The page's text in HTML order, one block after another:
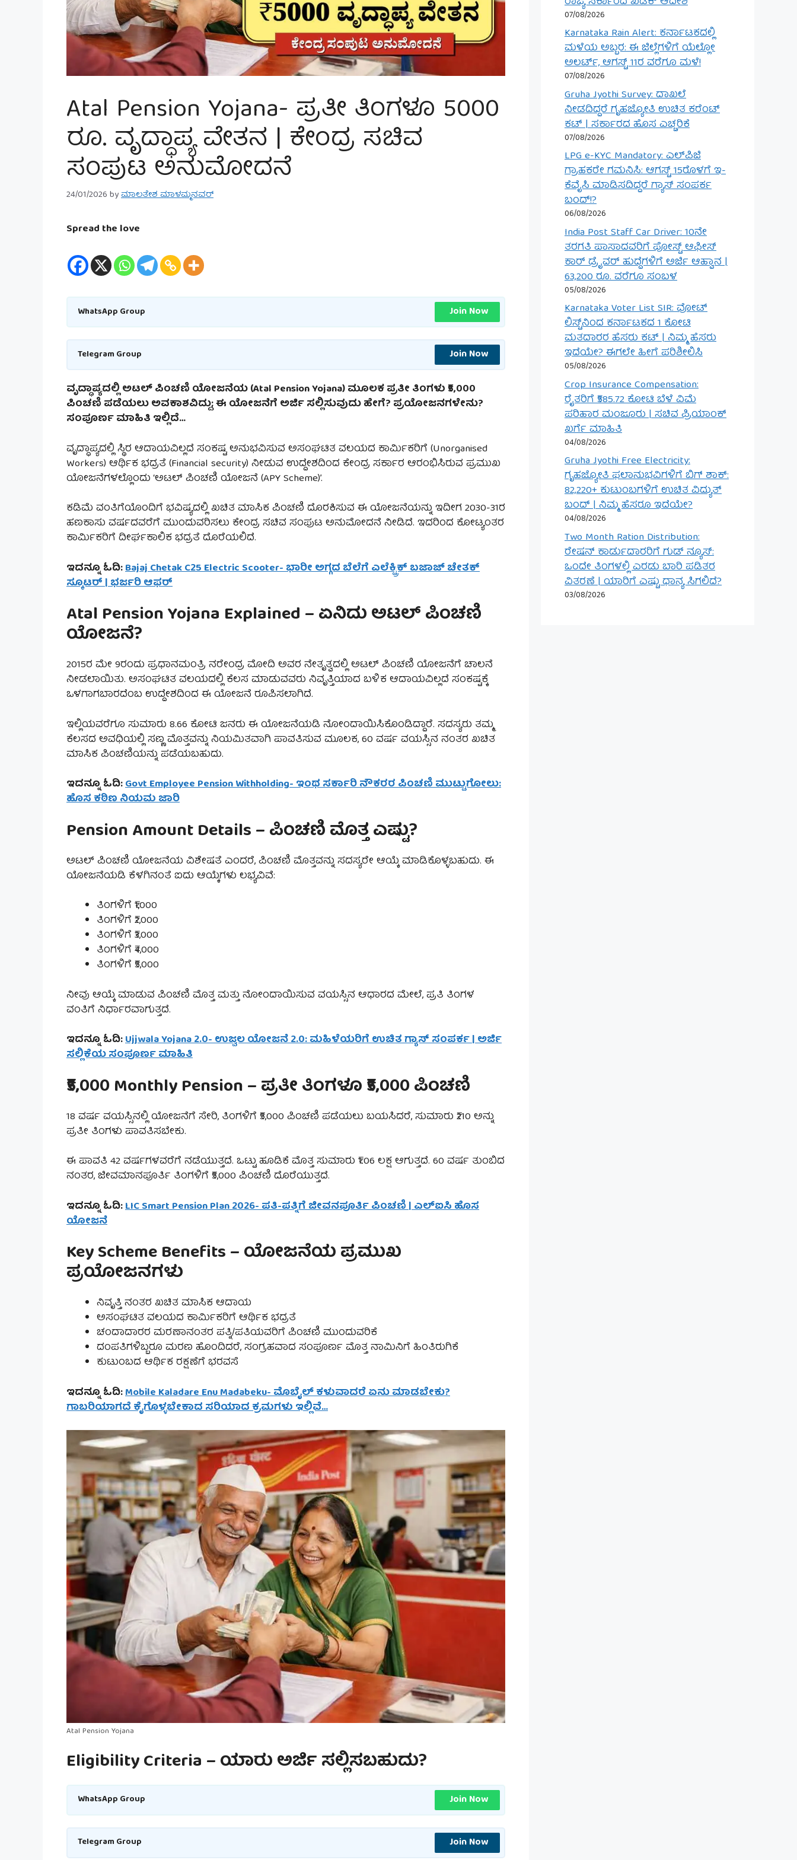
Atal Pension Yojana- ಪ್ರತೀ ತಿಂಗಳೂ 5000
ರೂ. ವೃದ್ಧಾಪ್ಯ ವೇತನ | ಕೇಂದ್ರ ಸಚಿವ
ಸಂಪುಟ ಅನುಮೋದನೆ
24/01/2026byಮಾಲತೇಶ ಮಾಳಮ್ಮನವರ್
Spread the love
WhatsApp Group Join Now
Telegram Group Join Now
ವೃದ್ಧಾಪ್ಯದಲ್ಲಿ ಅಟಲ್ ಪಿಂಚಣಿ ಯೋಜನೆಯ (Atal Pension Yojana) ಮೂಲಕ ಪ್ರತೀ ತಿಂಗಳು ₹5,000
ಪಿಂಚಣಿ ಪಡೆಯಲು ಅವಕಾಶವಿದ್ದು; ಈ ಯೋಜನೆಗೆ ಅರ್ಜಿ ಸಲ್ಲಿಸುವುದು ಹೇಗೆ? ಪ್ರಯೋಜನಗಳೇನು?
ಸಂಪೂರ್ಣ ಮಾಹಿತಿ ಇಲ್ಲಿದೆ…
ವೃದ್ಧಾಪ್ಯದಲ್ಲಿ ಸ್ಥಿರ ಆದಾಯವಿಲ್ಲದೆ ಸಂಕಷ್ಟ ಅನುಭವಿಸುವ ಅಸಂಘಟಿತ ವಲಯದ ಕಾರ್ಮಿಕರಿಗೆ (Unorganised
Workers) ಆರ್ಥಿಕ ಭದ್ರತೆ (Financial security) ನೀಡುವ ಉದ್ದೇಶದಿಂದ ಕೇಂದ್ರ ಸರ್ಕಾರ ಆರಂಭಿಸಿರುವ ಪ್ರಮುಖ
ಯೋಜನೆಗಳಲ್ಲೊಂದು ‘ಅಟಲ್ ಪಿಂಚಣಿ ಯೋಜನೆ (APY Scheme)’.
ಕಡಿಮೆ ವಂತಿಗೆಯೊಂದಿಗೆ ಭವಿಷ್ಯದಲ್ಲಿ ಖಚಿತ ಮಾಸಿಕ ಪಿಂಚಣಿ ದೊರಕಿಸುವ ಈ ಯೋಜನೆಯನ್ನು ಇದೀಗ 2030-31ರ
ಹಣಕಾಸು ವರ್ಷದವರೆಗೆ ಮುಂದುವರಿಸಲು ಕೇಂದ್ರ ಸಚಿವ ಸಂಪುಟ ಅನುಮೋದನೆ ನೀಡಿದೆ. ಇದರಿಂದ ಕೋಟ್ಯಂತರ
ಕಾರ್ಮಿಕರಿಗೆ ದೀರ್ಘಕಾಲಿಕ ಭದ್ರತೆ ದೊರೆಯಲಿದೆ.
ಇದನ್ನೂ ಓದಿ:Bajaj Chetak C25 Electric Scooter- ಭಾರೀ ಅಗ್ಗದ ಬೆಲೆಗೆ ಎಲೆಕ್ಟ್ರಿಕ್ ಬಜಾಜ್ ಚೇತಕ್
ಸ್ಕೂಟರ್ | ಭರ್ಜರಿ ಆಫರ್
Atal Pension Yojana Explained – ಏನಿದು ಅಟಲ್ ಪಿಂಚಣಿ
ಯೋಜನೆ?
2015ರ ಮೇ 9ರಂದು ಪ್ರಧಾನಮಂತ್ರಿ ನರೇಂದ್ರ ಮೋದಿ ಅವರ ನೇತೃತ್ವದಲ್ಲಿ ಅಟಲ್ ಪಿಂಚಣಿ ಯೋಜನೆಗೆ ಚಾಲನೆ
ನೀಡಲಾಯಿತು. ಅಸಂಘಟಿತ ವಲಯದಲ್ಲಿ ಕೆಲಸ ಮಾಡುವವರು ನಿವೃತ್ತಿಯಾದ ಬಳಿಕ ಆದಾಯವಿಲ್ಲದೆ ಸಂಕಷ್ಟಕ್ಕೆ
ಒಳಗಾಗಬಾರದೆಂಬ ಉದ್ದೇಶದಿಂದ ಈ ಯೋಜನೆ ರೂಪಿಸಲಾಗಿದೆ.
ಇಲ್ಲಿಯವರೆಗೂ ಸುಮಾರು 8.66 ಕೋಟಿ ಜನರು ಈ ಯೋಜನೆಯಡಿ ನೋಂದಾಯಿಸಿಕೊಂಡಿದ್ದಾರೆ. ಸದಸ್ಯರು ತಮ್ಮ
ಕೆಲಸದ ಅವಧಿಯಲ್ಲಿ ಸಣ್ಣ ಮೊತ್ತವನ್ನು ನಿಯಮಿತವಾಗಿ ಪಾವತಿಸುವ ಮೂಲಕ, 60 ವರ್ಷ ವಯಸ್ಸಿನ ನಂತರ ಖಚಿತ
ಮಾಸಿಕ ಪಿಂಚಣಿಯನ್ನು ಪಡೆಯಬಹುದು.
ಇದನ್ನೂ ಓದಿ:Govt Employee Pension Withholding- ಇಂಥ ಸರ್ಕಾರಿ ನೌಕರರ ಪಿಂಚಣಿ ಮುಟ್ಟುಗೋಲು:
ಹೊಸ ಕಠಿಣ ನಿಯಮ ಜಾರಿ
Pension Amount Details – ಪಿಂಚಣಿ ಮೊತ್ತ ಎಷ್ಟು?
ಅಟಲ್ ಪಿಂಚಣಿ ಯೋಜನೆಯ ವಿಶೇಷತೆ ಎಂದರೆ, ಪಿಂಚಣಿ ಮೊತ್ತವನ್ನು ಸದಸ್ಯರೇ ಆಯ್ಕೆ ಮಾಡಿಕೊಳ್ಳಬಹುದು. ಈ
ಯೋಜನೆಯಡಿ ಕೆಳಗಿನಂತೆ ಐದು ಆಯ್ಕೆಗಳು ಲಭ್ಯವಿವೆ:
ತಿಂಗಳಿಗೆ ₹1,000
ತಿಂಗಳಿಗೆ ₹2,000
ತಿಂಗಳಿಗೆ ₹3,000
ತಿಂಗಳಿಗೆ ₹4,000
ತಿಂಗಳಿಗೆ ₹5,000
ನೀವು ಆಯ್ಕೆ ಮಾಡುವ ಪಿಂಚಣಿ ಮೊತ್ತ ಮತ್ತು ನೋಂದಾಯಿಸುವ ವಯಸ್ಸಿನ ಆಧಾರದ ಮೇಲೆ, ಪ್ರತಿ ತಿಂಗಳ
ವಂತಿಗೆ ನಿರ್ಧಾರವಾಗುತ್ತದೆ.
ಇದನ್ನೂ ಓದಿ:Ujjwala Yojana 2.0- ಉಜ್ವಲ ಯೋಜನೆ 2.0: ಮಹಿಳೆಯರಿಗೆ ಉಚಿತ ಗ್ಯಾಸ್ ಸಂಪರ್ಕ | ಅರ್ಜಿ
ಸಲ್ಲಿಕೆಯ ಸಂಪೂರ್ಣ ಮಾಹಿತಿ
₹5,000 Monthly Pension – ಪ್ರತೀ ತಿಂಗಳೂ ₹5,000 ಪಿಂಚಣಿ
18 ವರ್ಷ ವಯಸ್ಸಿನಲ್ಲಿ ಯೋಜನೆಗೆ ಸೇರಿ, ತಿಂಗಳಿಗೆ ₹5,000 ಪಿಂಚಣಿ ಪಡೆಯಲು ಬಯಸಿದರೆ, ಸುಮಾರು ₹210 ಅನ್ನು
ಪ್ರತೀ ತಿಂಗಳು ಪಾವತಿಸಬೇಕು.
ಈ ಪಾವತಿ 42 ವರ್ಷಗಳವರೆಗೆ ನಡೆಯುತ್ತದೆ. ಒಟ್ಟು ಹೂಡಿಕೆ ಮೊತ್ತ ಸುಮಾರು ₹1.06 ಲಕ್ಷ ಆಗುತ್ತದೆ. 60 ವರ್ಷ ತುಂಬಿದ
ನಂತರ, ಜೀವಮಾನಪೂರ್ತಿ ತಿಂಗಳಿಗೆ ₹5,000 ಪಿಂಚಣಿ ದೊರೆಯುತ್ತದೆ.
ಇದನ್ನೂ ಓದಿ:LIC Smart Pension Plan 2026- ಪತಿ-ಪತ್ನಿಗೆ ಜೀವನಪೂರ್ತಿ ಪಿಂಚಣಿ | ಎಲ್‌ಐಸಿ ಹೊಸ
ಯೋಜನೆ
Key Scheme Benefits – ಯೋಜನೆಯ ಪ್ರಮುಖ
ಪ್ರಯೋಜನಗಳು
ನಿವೃತ್ತಿ ನಂತರ ಖಚಿತ ಮಾಸಿಕ ಆದಾಯ
ಅಸಂಘಟಿತ ವಲಯದ ಕಾರ್ಮಿಕರಿಗೆ ಆರ್ಥಿಕ ಭದ್ರತೆ
ಚಂದಾದಾರರ ಮರಣಾನಂತರ ಪತ್ನಿ/ಪತಿಯವರಿಗೆ ಪಿಂಚಣಿ ಮುಂದುವರಿಕೆ
ದಂಪತಿಗಳಿಬ್ಬರೂ ಮರಣ ಹೊಂದಿದರೆ, ಸಂಗ್ರಹವಾದ ಸಂಪೂರ್ಣ ಮೊತ್ತ ನಾಮಿನಿಗೆ ಹಿಂತಿರುಗಿಕೆ
ಕುಟುಂಬದ ಆರ್ಥಿಕ ರಕ್ಷಣೆಗೆ ಭರವಸೆ
ಇದನ್ನೂ ಓದಿ:Mobile Kaladare Enu Madabeku- ಮೊಬೈಲ್ ಕಳುವಾದರೆ ಏನು ಮಾಡಬೇಕು?
ಗಾಬರಿಯಾಗದೆ ಕೈಗೊಳ್ಳಬೇಕಾದ ಸರಿಯಾದ ಕ್ರಮಗಳು ಇಲ್ಲಿವೆ…
Atal Pension Yojana
Eligibility Criteria – ಯಾರು ಅರ್ಜಿ ಸಲ್ಲಿಸಬಹುದು?
WhatsApp Group Join Now
Telegram Group Join Now
07/08/2026
Karnataka Rain Alert: ಕರ್ನಾಟಕದಲ್ಲಿ
ಮಳೆಯ ಅಬ್ಬರ: ಈ ಜಿಲ್ಲೆಗಳಿಗೆ ಯೆಲ್ಲೋ
ಅಲರ್ಟ್, ಆಗಸ್ಟ್ 11ರ ವರೆಗೂ ಮಳೆ!
07/08/2026
Gruha Jyothi Survey: ದಾಖಲೆ
ನೀಡದಿದ್ದರೆ ಗೃಹಜ್ಯೋತಿ ಉಚಿತ ಕರೆಂಟ್
ಕಟ್ | ಸರ್ಕಾರದ ಹೊಸ ಎಚ್ಚರಿಕೆ
07/08/2026
LPG e-KYC Mandatory: ಎಲ್‌ಪಿಜಿ
ಗ್ರಾಹಕರೇ ಗಮನಿಸಿ: ಆಗಸ್ಟ್ 15ರೊಳಗೆ ಇ-
ಕೆವೈಸಿ ಮಾಡಿಸದಿದ್ದರೆ ಗ್ಯಾಸ್ ಸಂಪರ್ಕ
ಬಂದ್!?
06/08/2026
India Post Staff Car Driver: 10ನೇ
ತರಗತಿ ಪಾಸಾದವರಿಗೆ ಪೋಸ್ಟ್ ಆಫೀಸ್
ಕಾರ್ ಡ್ರೈವರ್ ಹುದ್ದೆಗಳಿಗೆ ಅರ್ಜಿ ಆಹ್ವಾನ |
63,200 ರೂ. ವರೆಗೂ ಸಂಬಳ
05/08/2026
Karnataka Voter List SIR: ವೋಟ್
ಲಿಸ್ಟ್‌ನಿಂದ ಕರ್ನಾಟಕದ 1 ಕೋಟಿ
ಮತದಾರರ ಹೆಸರು ಕಟ್ | ನಿಮ್ಮ ಹೆಸರು
ಇದೆಯೇ? ಈಗಲೇ ಹೀಗೆ ಪರಿಶೀಲಿಸಿ
05/08/2026
Crop Insurance Compensation:
ರೈತರಿಗೆ ₹585.72 ಕೋಟಿ ಬೆಳೆ ವಿಮೆ
ಪರಿಹಾರ ಮಂಜೂರು | ಸಚಿವ ಪ್ರಿಯಾಂಕ್
ಖರ್ಗೆ ಮಾಹಿತಿ
04/08/2026
Gruha Jyothi Free Electricity:
ಗೃಹಜ್ಯೋತಿ ಫಲಾನುಭವಿಗಳಿಗೆ ಬಿಗ್ ಶಾಕ್:
82,220+ ಕುಟುಂಬಗಳಿಗೆ ಉಚಿತ ವಿದ್ಯುತ್
ಬಂದ್ | ನಿಮ್ಮ ಹೆಸರೂ ಇದೆಯೇ?
04/08/2026
Two Month Ration Distribution:
ರೇಷನ್ ಕಾರ್ಡುದಾರರಿಗೆ ಗುಡ್ ನ್ಯೂಸ್:
ಒಂದೇ ತಿಂಗಳಲ್ಲಿ ಎರಡು ಬಾರಿ ಪಡಿತರ
ವಿತರಣೆ | ಯಾರಿಗೆ ಎಷ್ಟು ಧಾನ್ಯ ಸಿಗಲಿದೆ?
03/08/2026